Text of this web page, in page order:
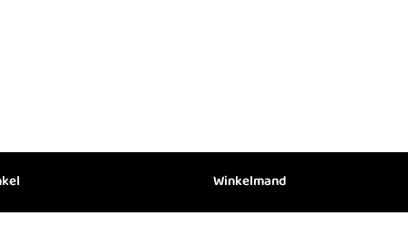
Winkelmand